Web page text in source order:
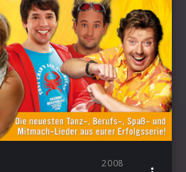
2008